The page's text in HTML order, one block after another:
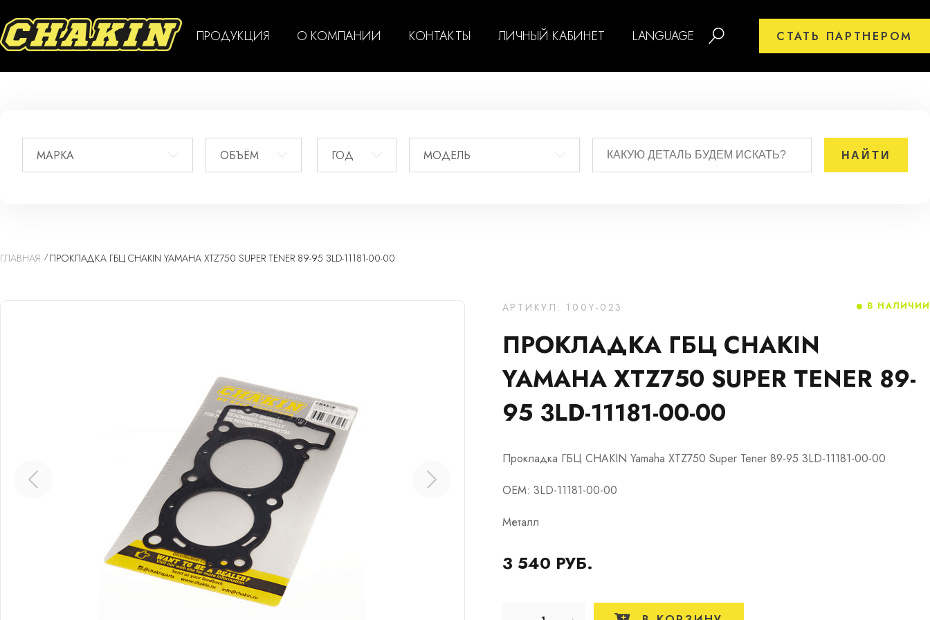
ПРОДУКЦИЯ О КОМПАНИИ КОНТАКТЫ ЛИЧНЫЙ КАБИНЕТ LANGUAGE СТАТЬ ПАРТНЕРОМ
МАРКА ОБЪЁМ ГОД МОДЕЛЬ
ГЛАВНАЯ ПРОКЛАДКА ГБЦ CHAKIN YAMAHA XTZ750 SUPER TENER 89-95 3LD-11181-00-00
АРТИКУЛ: 100Y-023
ПРОКЛАДКА ГБЦ CHAKIN
YAMAHA XTZ750 SUPER TENER 89-
95 3LD-11181-00-00
Прокладка ГБЦ CHAKIN Yamaha XTZ750 Super Tener 89-95 3LD-11181-00-00
OEM: 3LD-11181-00-00
Металл
3 540 РУБ.
В НАЛИЧИИ